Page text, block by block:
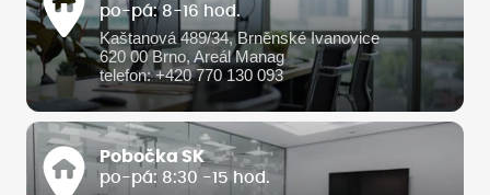
po-pá: 8-16 hod.
Kaštanová 489/34, Brněnské Ivanovice
620 00 Brno, Areál Manag
telefon: +420 770 130 093
Pobočka SK
po-pá: 8:30 -15 hod.